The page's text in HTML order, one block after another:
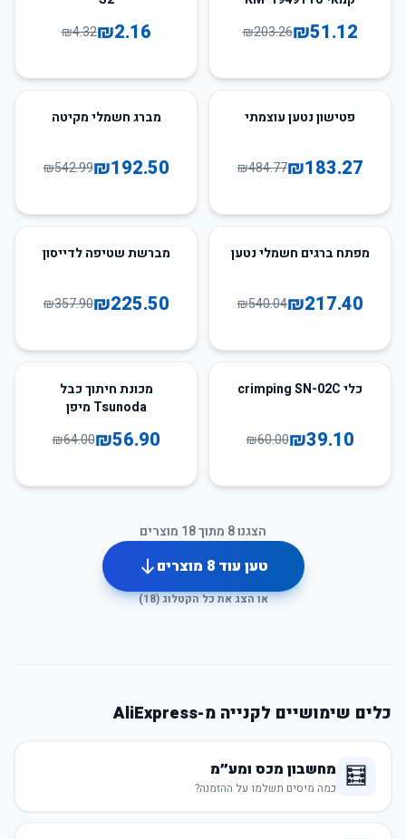
₪51.12
₪203.26
₪2.16
₪4.32
פטישון נטען עוצמתי
₪183.27
₪484.77
מברג חשמלי מקיטה
₪192.50
₪542.99
60%מפתח ברגים חשמלי נטען
₪217.40
₪540.04
37
מברשת שטיפה לדייסון
₪225.50
₪357.90
35
כלי crimping SN-02C
₪39.10
₪60.00
מכונת חיתוך כבל
Tsunoda מיפן
₪56.90
₪64.00
הצגנו8 מתוך18 מוצרים
טען עוד8 מוצרים
או הצג את כל הקטלוג (18
)
כלים שימושיים לקנייה מ-AliExpress
🧮 מחשבון מכס ומע״מ
כמה מיסים תשלמו על ההזמנה?